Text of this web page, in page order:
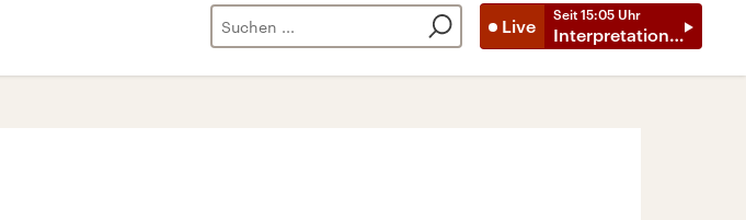
Live
Seit 15:05 Uhr
Interpretationen